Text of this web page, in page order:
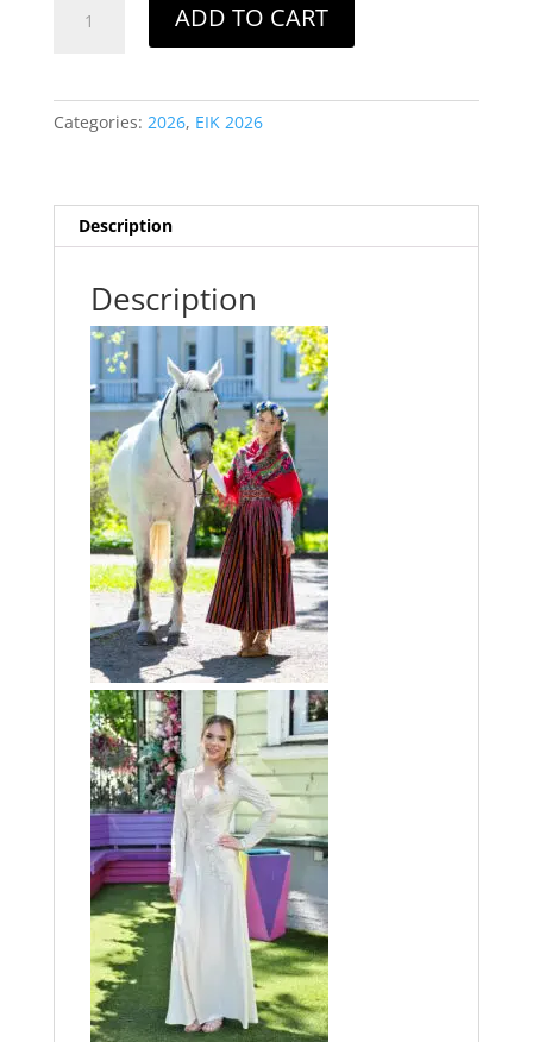
Iluduskuninganna
KARMEN
MARIPUU
ADD TO CART
Categories: 2026, EIK 2026
Description
Description